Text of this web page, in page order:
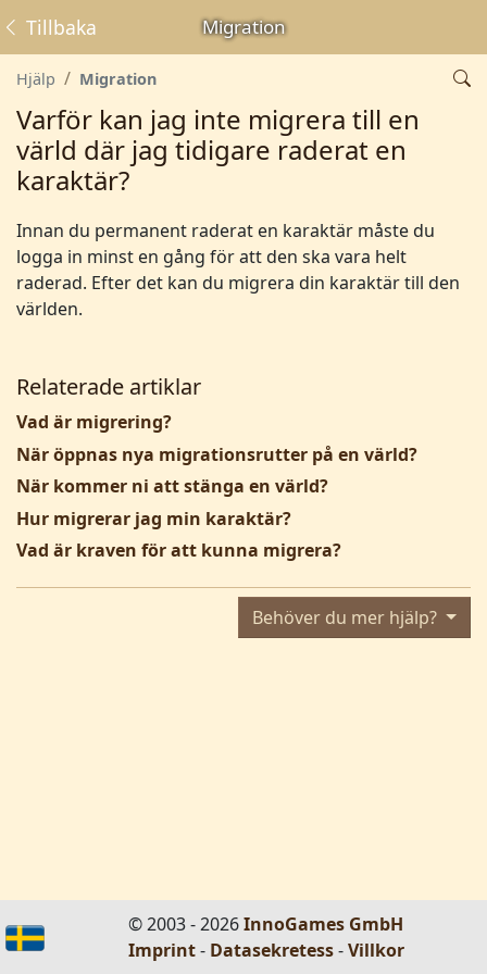
Migration
Tillbaka
Hjälp Migration
Varför kan jag inte migrera till en
värld där jag tidigare raderat en
karaktär?
Innan du permanent raderat en karaktär måste du
logga in minst en gång för att den ska vara helt
raderad. Efter det kan du migrera din karaktär till den
världen.
Relaterade artiklar
Vad är migrering?
När öppnas nya migrationsrutter på en värld?
När kommer ni att stänga en värld?
Hur migrerar jag min karaktär?
Vad är kraven för att kunna migrera?
Behöver du mer hjälp?
© 2003 - 2026InnoGames GmbH
Imprint- Datasekretess-Villkor